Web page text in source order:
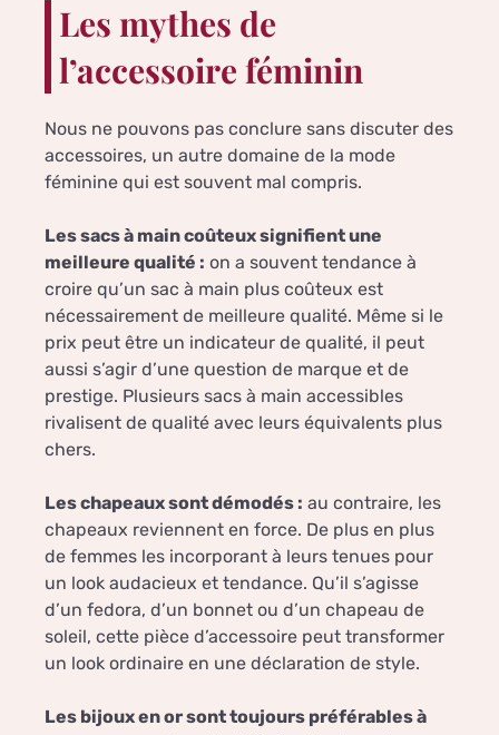
Les mythes de
l’accessoire féminin
Nous ne pouvons pas conclure sans discuter des
accessoires, un autre domaine de la mode
féminine qui est souvent mal compris.
Les sacs à main coûteux signifient une
meilleure qualité : on a souvent tendance à
croire qu’un sac à main plus coûteux est
nécessairement de meilleure qualité. Même si le
prix peut être un indicateur de qualité, il peut
aussi s’agir d’une question de marque et de
prestige. Plusieurs sacs à main accessibles
rivalisent de qualité avec leurs équivalents plus
chers.
Les chapeaux sont démodés : au contraire, les
chapeaux reviennent en force. De plus en plus
de femmes les incorporant à leurs tenues pour
un look audacieux et tendance. Qu’il s’agisse
d’un fedora, d’un bonnet ou d’un chapeau de
soleil, cette pièce d’accessoire peut transformer
un look ordinaire en une déclaration de style.
Les bijoux en or sont toujours préférables à